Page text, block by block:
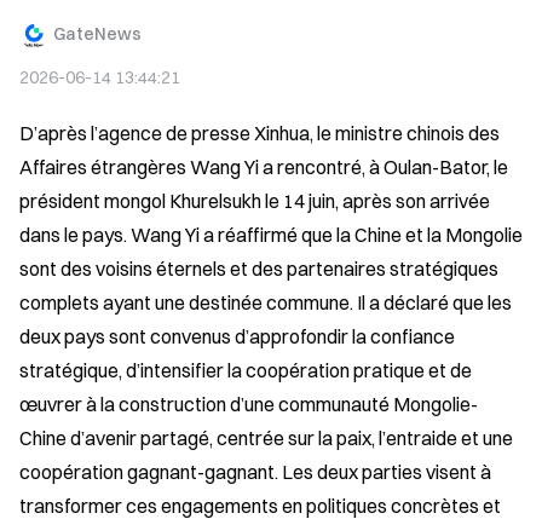
GateNews
2026-06-14 13:44:21
D’après l’agence de presse Xinhua, le ministre chinois des
Affaires étrangères Wang Yi a rencontré, à Oulan-Bator, le
président mongol Khurelsukh le 14 juin, après son arrivée
dans le pays. Wang Yi a réaffirmé que la Chine et la Mongolie
sont des voisins éternels et des partenaires stratégiques
complets ayant une destinée commune. Il a déclaré que les
deux pays sont convenus d’approfondir la confiance
stratégique, d’intensifier la coopération pratique et de
œuvrer à la construction d’une communauté Mongolie-
Chine d’avenir partagé, centrée sur la paix, l’entraide et une
coopération gagnant-gagnant. Les deux parties visent à
transformer ces engagements en politiques concrètes et